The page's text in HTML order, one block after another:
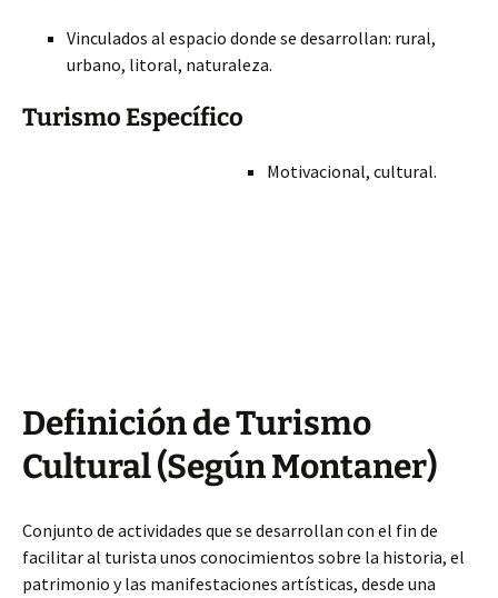
Vinculados al espacio donde se desarrollan: rural,
urbano, litoral, naturaleza.
Turismo Específico
Motivacional, cultural.
Definición de Turismo
Cultural (Según Montaner)
Conjunto de actividades que se desarrollan con el fin de
facilitar al turista unos conocimientos sobre la historia, el
patrimonio y las manifestaciones artísticas, desde una